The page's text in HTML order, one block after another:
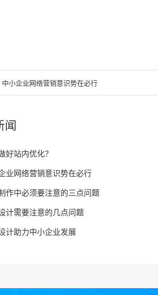
中小企业网络营销意识势在必行
闻
好站内优化？
业网络营销意识势在必行
作中必须要注意的三点问题
计需要注意的几点问题
计助力中小企业发展